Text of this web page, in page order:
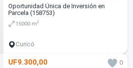
Oportunidad Única de Inversión en
Parcela (158753)
15000 m2
Curicó
UF9.300,00 0